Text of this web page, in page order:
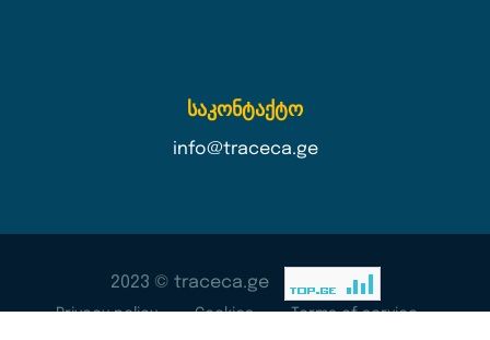
საკონტაქტო
info@traceca.ge
2023 © traceca.ge
Privacy policy Cookies Terms of service